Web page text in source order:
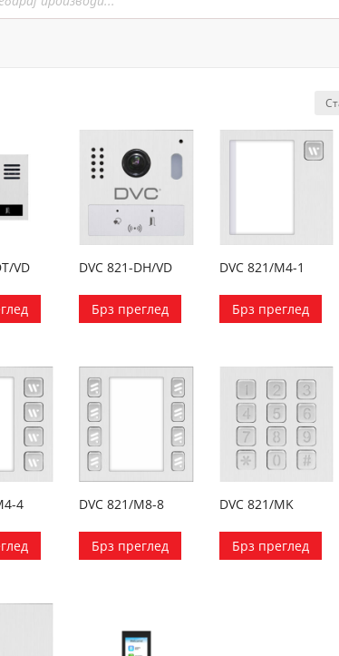
VD DVC 821-DH/VD
Брз преглед
DVC 821/M4-1
Брз преглед
4 DVC 821/M8-8
Брз преглед
DVC 821/MK
Брз преглед